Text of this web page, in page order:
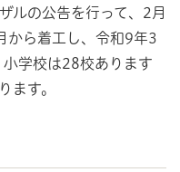
ルの公告を行って、2月
から着工し、令和9年3
学校は28校あります
ます。